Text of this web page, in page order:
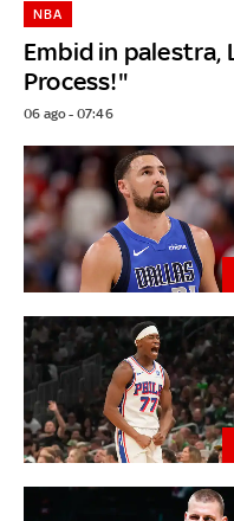
Embid in palestra,
Process!"
NBA
06 ago - 07:46